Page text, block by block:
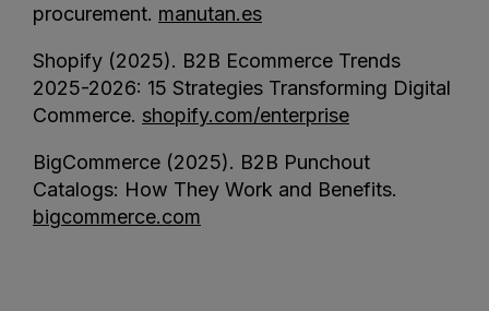
procurement. manutan.es
Shopify (2025). B2B Ecommerce Trends
2025-2026: 15 Strategies Transforming Digital
Commerce. shopify.com/enterprise
BigCommerce (2025). B2B Punchout
Catalogs: How They Work and Benefits.
bigcommerce.com